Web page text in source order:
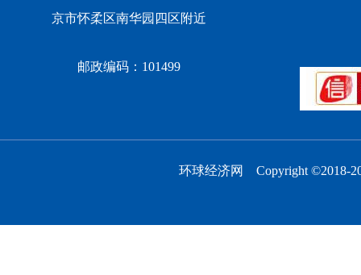
京市怀柔区南华园四区附近
邮政编码：101499
环球经济网 Copyright ©2018-